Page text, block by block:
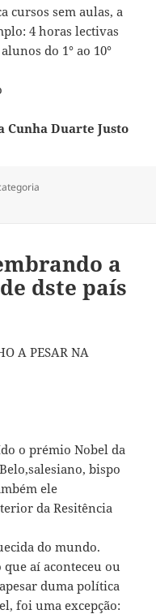
cursos sem aulas, a
4 horas lectivas
do 1° ao 10°
Cunha Duarte Justo
a
dste país
A PESAR NA
o prémio Nobel da
bispo
ele
da Resitência
do mundo.
aí aconteceu ou
duma política
foi uma excepção: